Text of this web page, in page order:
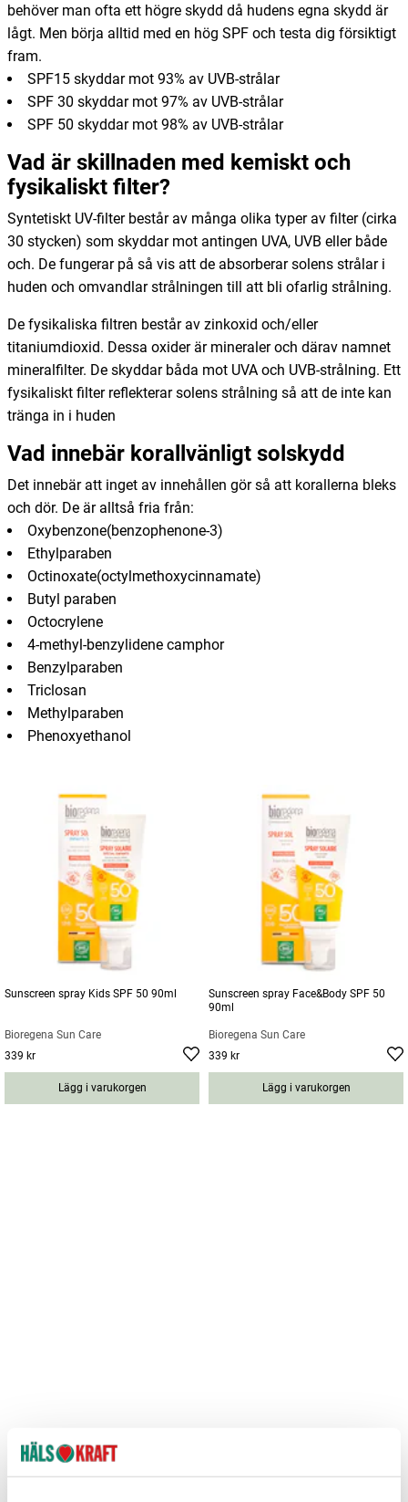
behöver man ofta ett högre skydd då hudens egna skydd är
lågt. Men börja alltid med en hög SPF och testa dig försiktigt
fram.
SPF15 skyddar mot 93% av UVB-strålar
SPF 30 skyddar mot 97% av UVB-strålar
SPF 50 skyddar mot 98% av UVB-strålar
Vad är skillnaden med kemiskt och
fysikaliskt filter?
Syntetiskt UV-filter består av många olika typer av filter (cirka
30 stycken) som skyddar mot antingen UVA, UVB eller både
och. De fungerar på så vis att de absorberar solens strålar i
huden och omvandlar strålningen till att bli ofarlig strålning.
De fysikaliska filtren består av zinkoxid och/eller
titaniumdioxid. Dessa oxider är mineraler och därav namnet
mineralfilter. De skyddar båda mot UVA och UVB-strålning. Ett
fysikaliskt filter reflekterar solens strålning så att de inte kan
tränga in i huden
Vad innebär korallvänligt solskydd
Det innebär att inget av innehållen gör så att korallerna bleks
och dör. De är alltså fria från:
Oxybenzone(benzophenone-3)
Ethylparaben
Octinoxate(octylmethoxycinnamate)
Butyl paraben
Octocrylene
4-methyl-benzylidene camphor
Benzylparaben
Triclosan
Methylparaben
Phenoxyethanol
Sunscreen spray Kids SPF 50 90ml
Bioregena Sun Care
Pris:
339 kr
Lägg i varukorgen
Sunscreen spray Face&Body SPF 50
90ml
Bioregena Sun Care
Pris:
339 kr
Lägg i varukorgen